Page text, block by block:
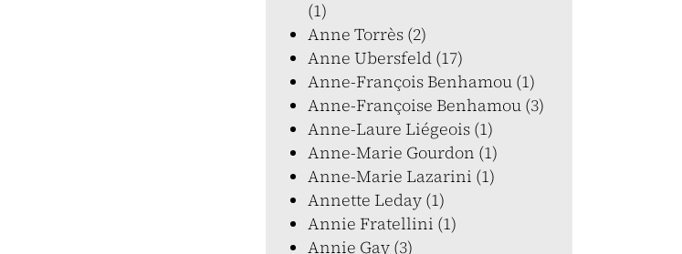
(1)
Anne Torrès (2)
Anne Ubersfeld (17)
Anne-François Benhamou (1)
Anne-Françoise Benhamou (3)
Anne-Laure Liégeois (1)
Anne-Marie Gourdon (1)
Anne-Marie Lazarini (1)
Annette Leday (1)
Annie Fratellini (1)
Annie Gay (3)